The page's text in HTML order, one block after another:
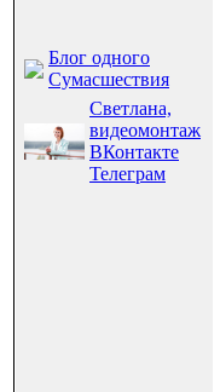
Блог одного
Сумасшествия
Светлана,
видеомонтаж
ВКонтакте
Телеграм